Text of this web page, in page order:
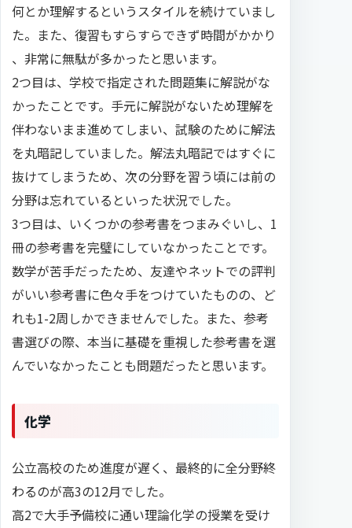
何とか理解するというスタイルを続けていまし
た。また、復習もすらすらできず時間がかかり
、非常に無駄が多かったと思います。
2つ目は、学校で指定された問題集に解説がな
かったことです。手元に解説がないため理解を
伴わないまま進めてしまい、試験のために解法
を丸暗記していました。解法丸暗記ではすぐに
抜けてしまうため、次の分野を習う頃には前の
分野は忘れているといった状況でした。
3つ目は、いくつかの参考書をつまみぐいし、1
冊の参考書を完璧にしていなかったことです。
数学が苦手だったため、友達やネットでの評判
がいい参考書に色々手をつけていたものの、ど
れも1-2周しかできませんでした。また、参考
書選びの際、本当に基礎を重視した参考書を選
んでいなかったことも問題だったと思います。
化学
公立高校のため進度が遅く、最終的に全分野終
わるのが高3の12月でした。
高2で大手予備校に通い理論化学の授業を受け